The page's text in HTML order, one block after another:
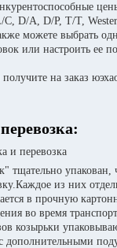
C, D/A, D/P, T/T,
можете выбрать
или настроить ее
получите на заказ
и перевозка
тщательно упакован,
из них
в прочную
во время
козырьки
дополнительными